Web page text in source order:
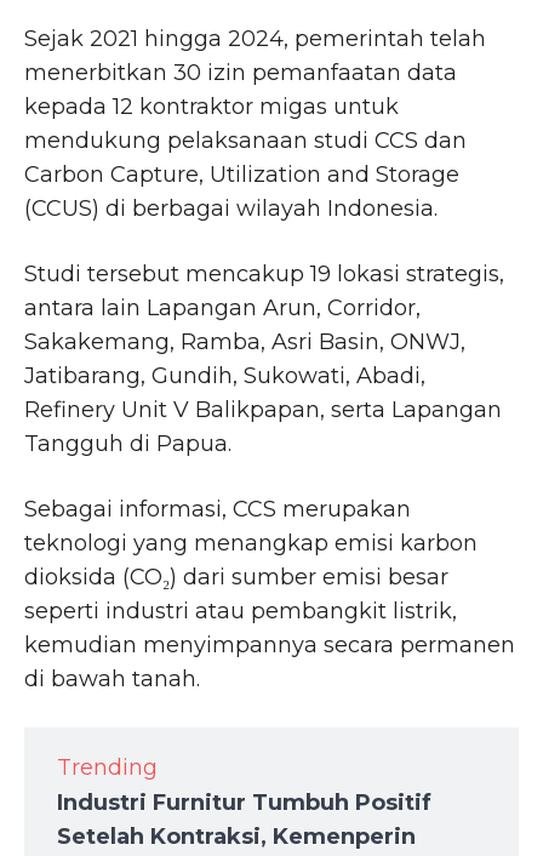
Sejak 2021 hingga 2024, pemerintah telah
menerbitkan 30 izin pemanfaatan data
kepada 12 kontraktor migas untuk
mendukung pelaksanaan studi CCS dan
Carbon Capture, Utilization and Storage
(CCUS) di berbagai wilayah Indonesia.
Studi tersebut mencakup 19 lokasi strategis,
antara lain Lapangan Arun, Corridor,
Sakakemang, Ramba, Asri Basin, ONWJ,
Jatibarang, Gundih, Sukowati, Abadi,
Refinery Unit V Balikpapan, serta Lapangan
Tangguh di Papua.
Sebagai informasi, CCS merupakan
teknologi yang menangkap emisi karbon
dioksida (CO₂) dari sumber emisi besar
seperti industri atau pembangkit listrik,
kemudian menyimpannya secara permanen
di bawah tanah.
Trending
Industri Furnitur Tumbuh Positif
Setelah Kontraksi, Kemenperin